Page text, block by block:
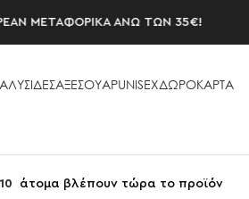
ΑΝΩ ΤΩΝ 35€!
ΑΞΕΣΟΥAΡUNISEXΔΩΡΟΚΑΡΤΑ
10 άτομα βλέπουν τώρα το προϊόν